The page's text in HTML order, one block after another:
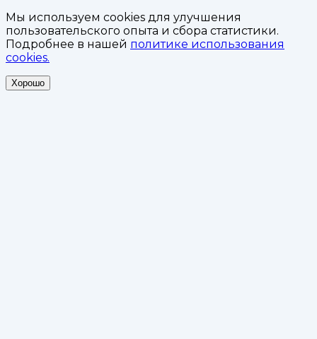
Мы используем cookies для улучшения
пользовательского опыта и сбора статистики.
Подробнее в нашей политике использования
cookies.
Хорошо